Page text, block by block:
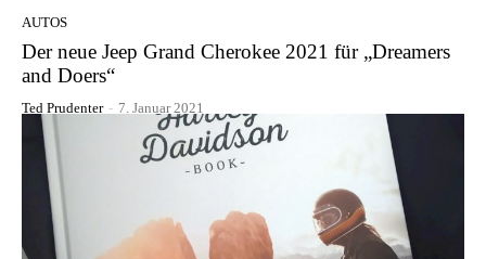
AUTOS
Der neue Jeep Grand Cherokee 2021 für „Dreamers
and Doers“
Ted Prudenter - 7. Januar 2021